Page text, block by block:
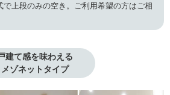
で上段のみの空き。ご利用希望の方はご相
建て感を味わえる
メゾネットタイプ